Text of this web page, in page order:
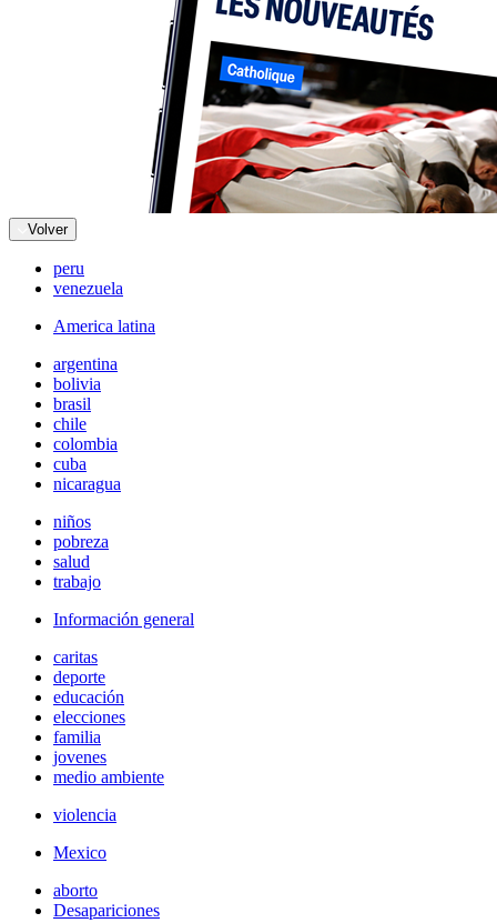
Volver
peru
venezuela
America latina
argentina
bolivia
brasil
chile
colombia
cuba
nicaragua
niños
pobreza
salud
trabajo
Información general
caritas
deporte
educación
elecciones
familia
jovenes
medio ambiente
violencia
Mexico
aborto
Desapariciones